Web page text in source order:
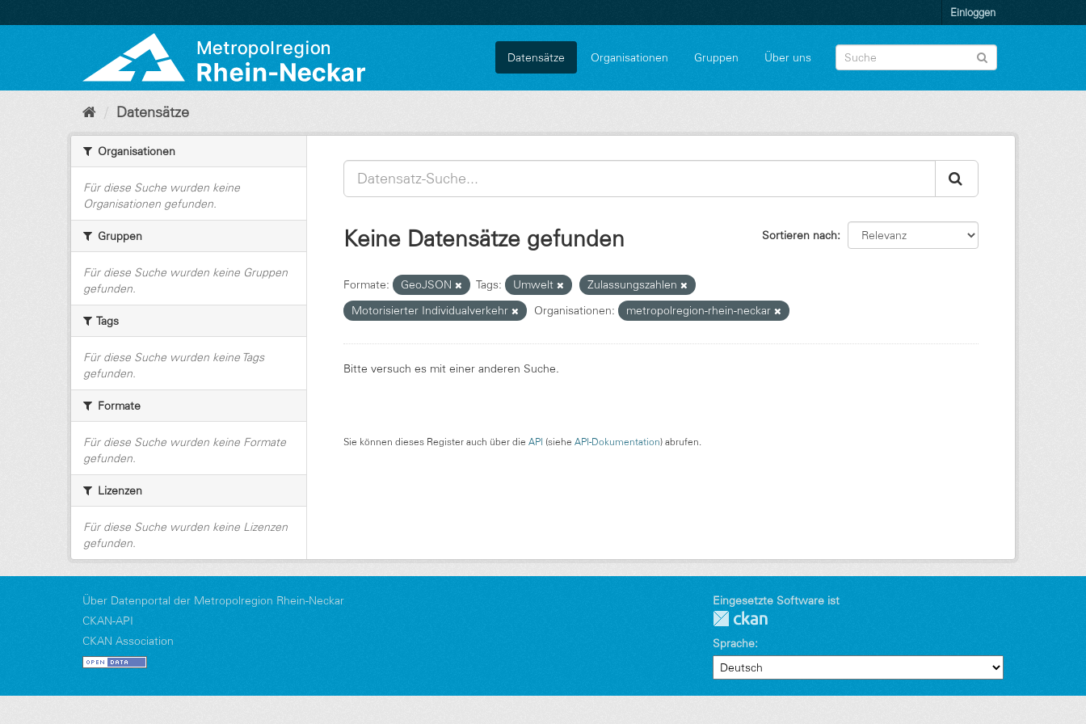
zum
Einloggen
Datensätze Organisationen Gruppen Über uns
Datensätze
Organisationen
Für diese Suche wurden keine
Organisationen gefunden.
Gruppen
Für diese Suche wurden keine Gruppen
gefunden.
Tags
Für diese Suche wurden keine Tags
gefunden.
Formate
Für diese Suche wurden keine Formate
gefunden.
Lizenzen
Für diese Suche wurden keine Lizenzen
gefunden.
Sortieren nach
Keine Datensätze gefunden
Formate: GeoJSON Tags: Umwelt
Zulassungszahlen
Motorisierter Individualverkehr
Organisationen: metropolregion-rhein-neckar
Bitte versuch es mit einer anderen Suche.
Sie können dieses Register auch über die API (siehe API-Dokumentation) abrufen.
Über Datenportal der Metropolregion Rhein-Neckar
CKAN-API
CKAN Association
Eingesetzte Software ist
Sprache